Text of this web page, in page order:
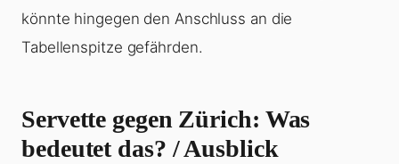
könnte hingegen den Anschluss an die
Tabellenspitze gefährden.
Servette gegen Zürich: Was
bedeutet das? / Ausblick